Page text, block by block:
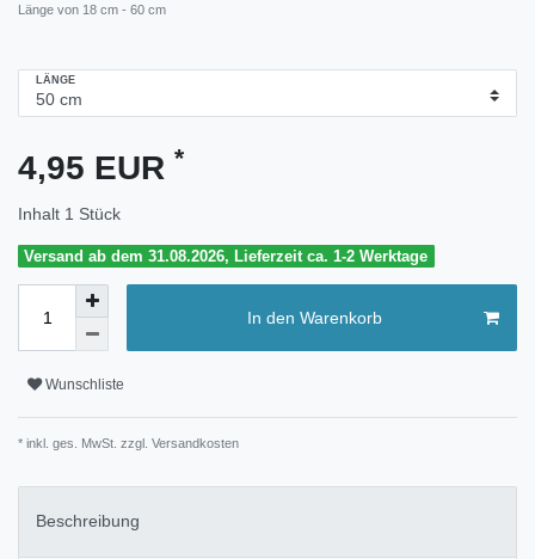
Länge von 18 cm - 60 cm
LÄNGE
4,95 EUR *
Inhalt 1 Stück
Versand ab dem 31.08.2026, Lieferzeit ca. 1-2 Werktage
In den Warenkorb
Wunschliste
* inkl. ges. MwSt. zzgl. Versandkosten
Beschreibung